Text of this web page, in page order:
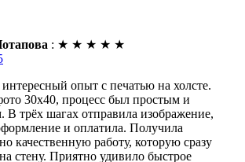
: ★ ★ ★ ★ ★
опыт с печатью на холсте.
30х40, процесс был простым и
В трёх шагах отправила изображение,
и оплатила. Получила
качественную работу, которую сразу
стену. Приятно удивило быстрое